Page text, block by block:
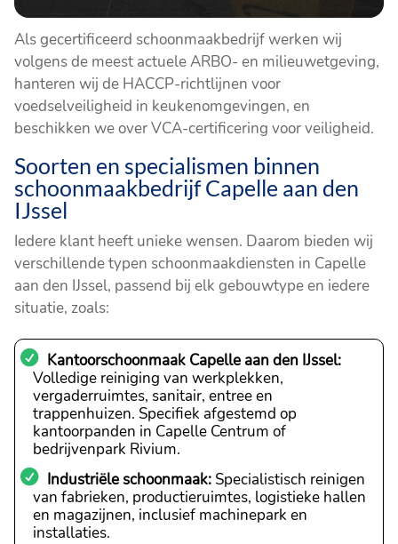
Als gecertificeerd schoonmaakbedrijf werken wij
volgens de meest actuele ARBO- en milieuwetgeving,
hanteren wij de HACCP-richtlijnen voor
voedselveiligheid in keukenomgevingen, en
beschikken we over VCA-certificering voor veiligheid.
Soorten en specialismen binnen
schoonmaakbedrijf Capelle aan den
IJssel
Iedere klant heeft unieke wensen. Daarom bieden wij
verschillende typen schoonmaakdiensten in Capelle
aan den IJssel, passend bij elk gebouwtype en iedere
situatie, zoals:
Kantoorschoonmaak Capelle aan den IJssel:
Volledige reiniging van werkplekken,
vergaderruimtes, sanitair, entree en
trappenhuizen. Specifiek afgestemd op
kantoorpanden in Capelle Centrum of
bedrijvenpark Rivium.
Industriële schoonmaak: Specialistisch reinigen
van fabrieken, productieruimtes, logistieke hallen
en magazijnen, inclusief machinepark en
installaties.